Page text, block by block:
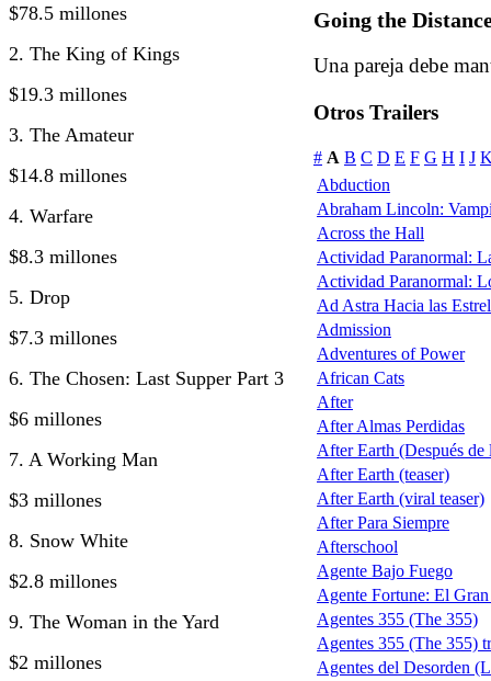
$78.5 millones
2. The King of Kings
$19.3 millones
3. The Amateur
$14.8 millones
4. Warfare
$8.3 millones
5. Drop
$7.3 millones
6. The Chosen: Last Supper Part 3
$6 millones
7. A Working Man
$3 millones
8. Snow White
$2.8 millones
9. The Woman in the Yard
$2 millones
Going the
Una pareja debe
Otros Trailers
# A B C D E F G H I J
Abduction
Abraham Lincoln:
Across the Hall
Actividad Paranormal:
Actividad Paranormal:
Ad Astra Hacia las
Admission
Adventures of Power
African Cats
After
After Almas Perdidas
After Earth (Después de
After Earth (teaser)
After Earth (viral teaser)
After Para Siempre
Afterschool
Agente Bajo Fuego
Agente Fortune: El
Agentes 355 (The 355)
Agentes 355 (The 355)
Agentes del Desorden